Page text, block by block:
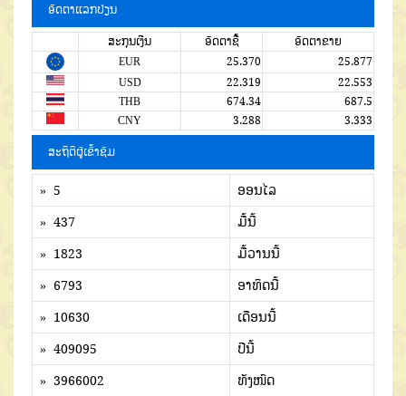
ອັດຕາແລກປ່ຽນ
ສະກຸນເງີນ ອັດຕາຊື້
ອັດຕາຂາຍ
EUR
25.370
25.877
USD
22.319
22.553
THB
674.34
687.5
CNY
3.288 3.333
ສະຖິຕິຜູ້ເຂົ້າຊົມ
» 5
ອອນໄລ
» 437
ມື້ນີ້
» 1823
ມື້ວານນີ້
» 6793
ອາທິດນີ້
» 10630
ເດືອນນີ້
» 409095
ປີນີ້
» 3966002
ທັງໜົດ